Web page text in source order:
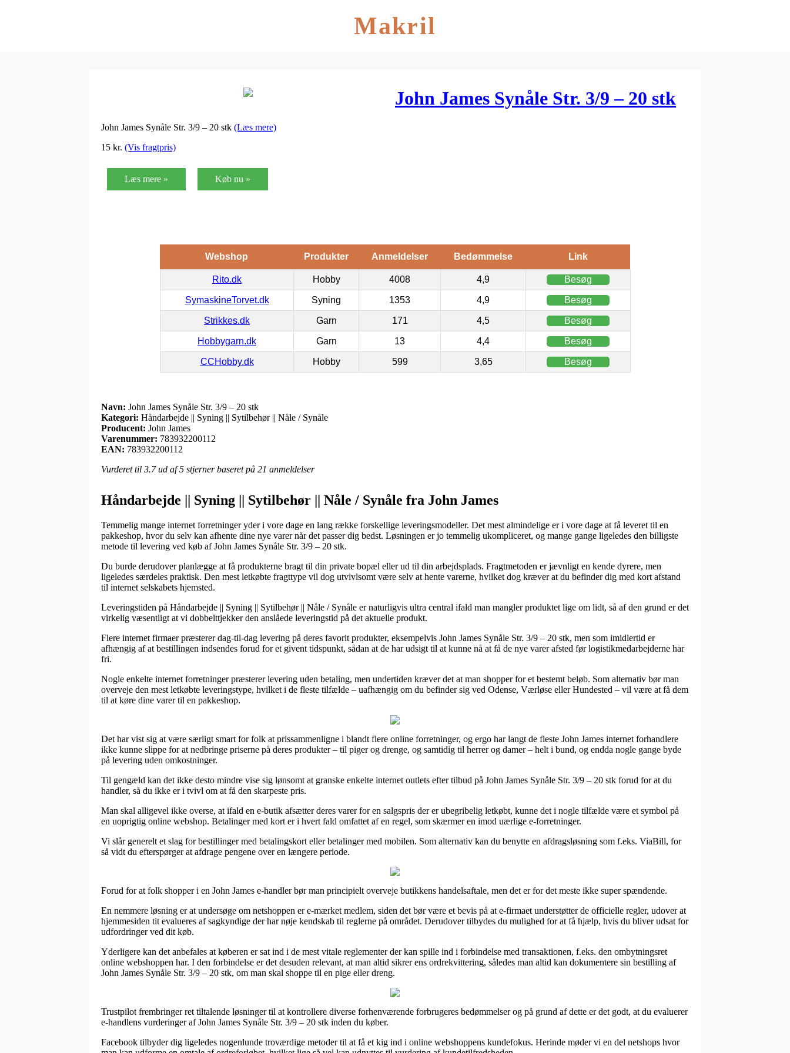
Makril
John James Synåle Str. 3/9 – 20 stk
John James Synåle Str. 3/9 – 20 stk (Læs mere)
15 kr. (Vis fragtpris)
Læs mere » Køb nu »
Webshop Produkter Anmeldelser Bedømmelse Link
Rito.dk Hobby 4008 4,9 Besøg
SymaskineTorvet.dk Syning 1353 4,9 Besøg
Strikkes.dk Garn 171 4,5 Besøg
Hobbygarn.dk Garn 13 4,4 Besøg
CCHobby.dk Hobby 599 3,65 Besøg
Navn: John James Synåle Str. 3/9 – 20 stk
Kategori: Håndarbejde || Syning || Sytilbehør || Nåle / Synåle
Producent: John James
Varenummer: 783932200112
EAN: 783932200112
Vurderet til 3.7ud af 5 stjerner baseret på 21 anmeldelser
Håndarbejde || Syning || Sytilbehør || Nåle / Synåle fra John James
Temmelig mange internet forretninger yder i vore dage en lang række forskellige leveringsmodeller. Det mest almindelige er i vore dage at få leveret til en
pakkeshop, hvor du selv kan afhente dine nye varer når det passer dig bedst. Løsningen er jo temmelig ukompliceret, og mange gange ligeledes den billigste
metode til levering ved køb af John James Synåle Str. 3/9 – 20 stk.
Du burde derudover planlægge at få produkterne bragt til din private bopæl eller ud til din arbejdsplads. Fragtmetoden er jævnligt en kende dyrere, men
ligeledes særdeles praktisk. Den mest letkøbte fragttype vil dog utvivlsomt være selv at hente varerne, hvilket dog kræver at du befinder dig med kort afstand
til internet selskabets hjemsted.
Leveringstiden på Håndarbejde || Syning || Sytilbehør || Nåle / Synåle er naturligvis ultra central ifald man mangler produktet lige om lidt, så af den grund er det
virkelig væsentligt at vi dobbelttjekker den anslåede leveringstid på det aktuelle produkt.
Flere internet firmaer præsterer dag-til-dag levering på deres favorit produkter, eksempelvis John James Synåle Str. 3/9 – 20 stk, men som imidlertid er
afhængig af at bestillingen indsendes forud for et givent tidspunkt, sådan at de har udsigt til at kunne nå at få de nye varer afsted før logistikmedarbejderne har
fri.
Nogle enkelte internet forretninger præsterer levering uden betaling, men undertiden kræver det at man shopper for et bestemt beløb. Som alternativ bør man
overveje den mest letkøbte leveringstype, hvilket i de fleste tilfælde – uafhængig om du befinder sig ved Odense, Værløse eller Hundested – vil være at få dem
til at køre dine varer til en pakkeshop.
Det har vist sig at være særligt smart for folk at prissammenligne i blandt flere online forretninger, og ergo har langt de fleste John James internet forhandlere
ikke kunne slippe for at nedbringe priserne på deres produkter – til piger og drenge, og samtidig til herrer og damer – helt i bund, og endda nogle gange byde
på levering uden omkostninger.
Til gengæld kan det ikke desto mindre vise sig lønsomt at granske enkelte internet outlets efter tilbud på John James Synåle Str. 3/9 – 20 stk forud for at du
handler, så du ikke er i tvivl om at få den skarpeste pris.
Man skal alligevel ikke overse, at ifald en e-butik afsætter deres varer for en salgspris der er ubegribelig letkøbt, kunne det i nogle tilfælde være et symbol på
en uoprigtig online webshop. Betalinger med kort er i hvert fald omfattet af en regel, som skærmer en imod uærlige e-forretninger.
Vi slår generelt et slag for bestillinger med betalingskort eller betalinger med mobilen. Som alternativ kan du benytte en afdragsløsning som f.eks. ViaBill, for
så vidt du efterspørger at afdrage pengene over en længere periode.
Forud for at folk shopper i en John James e-handler bør man principielt overveje butikkens handelsaftale, men det er for det meste ikke super spændende.
En nemmere løsning er at undersøge om netshoppen er e-mærket medlem, siden det bør være et bevis på at e-firmaet understøtter de officielle regler, udover at
hjemmesiden tit evalueres af sagkyndige der har nøje kendskab til reglerne på området. Derudover tilbydes du mulighed for at få hjælp, hvis du bliver udsat for
udfordringer ved dit køb.
Yderligere kan det anbefales at køberen er sat ind i de mest vitale reglementer der kan spille ind i forbindelse med transaktionen, f.eks. den ombytningsret
online webshoppen har. I den forbindelse er det desuden relevant, at man altid sikrer ens ordrekvittering, således man altid kan dokumentere sin bestilling af
John James Synåle Str. 3/9 – 20 stk, om man skal shoppe til en pige eller dreng.
Trustpilot frembringer ret tiltalende løsninger til at kontrollere diverse forhenværende forbrugeres bedømmelser og på grund af dette er det godt, at du evaluerer
e-handlens vurderinger af John James Synåle Str. 3/9 – 20 stk inden du køber.
Facebook tilbyder dig ligeledes nogenlunde troværdige metoder til at få et kig ind i online webshoppens kundefokus. Herinde møder vi en del netshops hvor